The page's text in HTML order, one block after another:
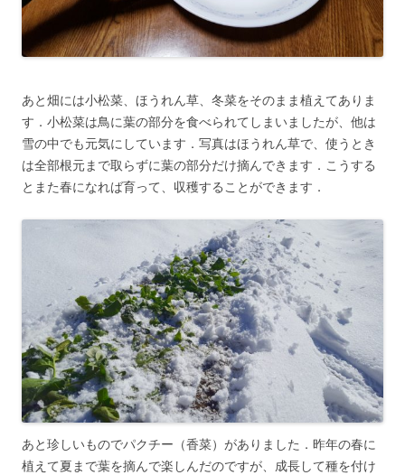
あと畑には小松菜、ほうれん草、冬菜をそのまま植えてありま
す．小松菜は鳥に葉の部分を食べられてしまいましたが、他は
雪の中でも元気にしています．写真はほうれん草で、使うとき
は全部根元まで取らずに葉の部分だけ摘んできます．こうする
とまた春になれば育って、収穫することができます．
あと珍しいものでパクチー（香菜）がありました．昨年の春に
植えて夏まで葉を摘んで楽しんだのですが、成長して種を付け